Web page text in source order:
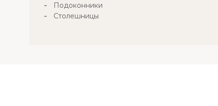
Подоконники
Столешницы